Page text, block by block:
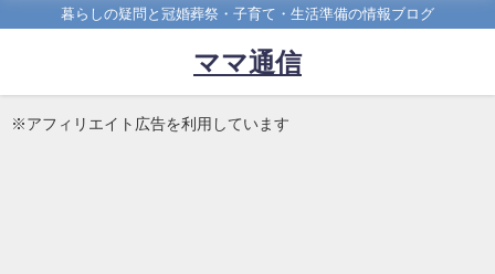
暮らしの疑問と冠婚葬祭・子育て・生活準備の情報ブログ
ママ通信
※アフィリエイト広告を利用しています